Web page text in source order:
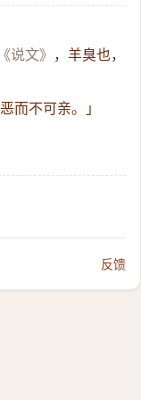
《说文》 ，羊臭也，
而不可亲。」
反馈